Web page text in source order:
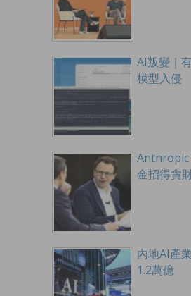
AI叛變｜
模型入侵
Anthropic
金招得貪
內地AI產
1.2萬億